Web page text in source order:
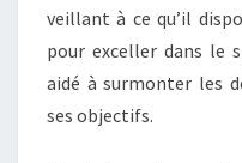
veillant à ce qu’il
pour exceller dans le
aidé à surmonter les
ses objectifs.